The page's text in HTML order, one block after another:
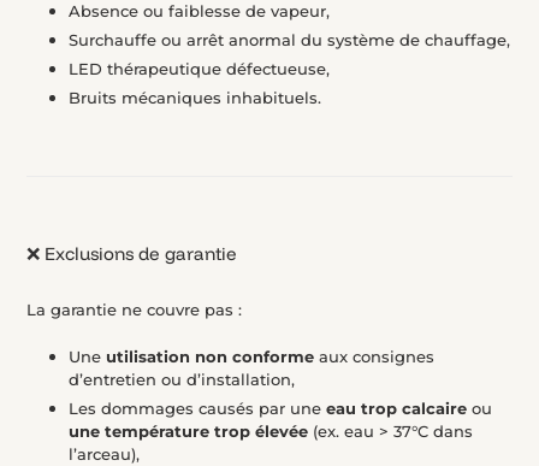
Absence ou faiblesse de vapeur,
Surchauffe ou arrêt anormal du système de chauffage,
LED thérapeutique défectueuse,
Bruits mécaniques inhabituels.
❌ Exclusions de garantie
La garantie ne couvre pas :
Une utilisation non conforme aux consignes
d’entretien ou d’installation,
Les dommages causés par une eau trop calcaire ou
une température trop élevée (ex. eau > 37°C dans
l’arceau),